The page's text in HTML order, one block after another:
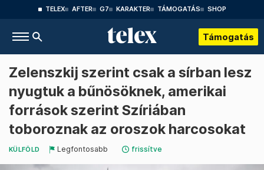
TELEX AFTER G7 KARAKTER TÁMOGATÁS SHOP
Támogatás
Zelenszkij szerint csak a sírban lesz
nyugtuk a bűnösöknek, amerikai
források szerint Szíriában
toboroznak az oroszok harcosokat
KÜLFÖLD Legfontosabb frissítve